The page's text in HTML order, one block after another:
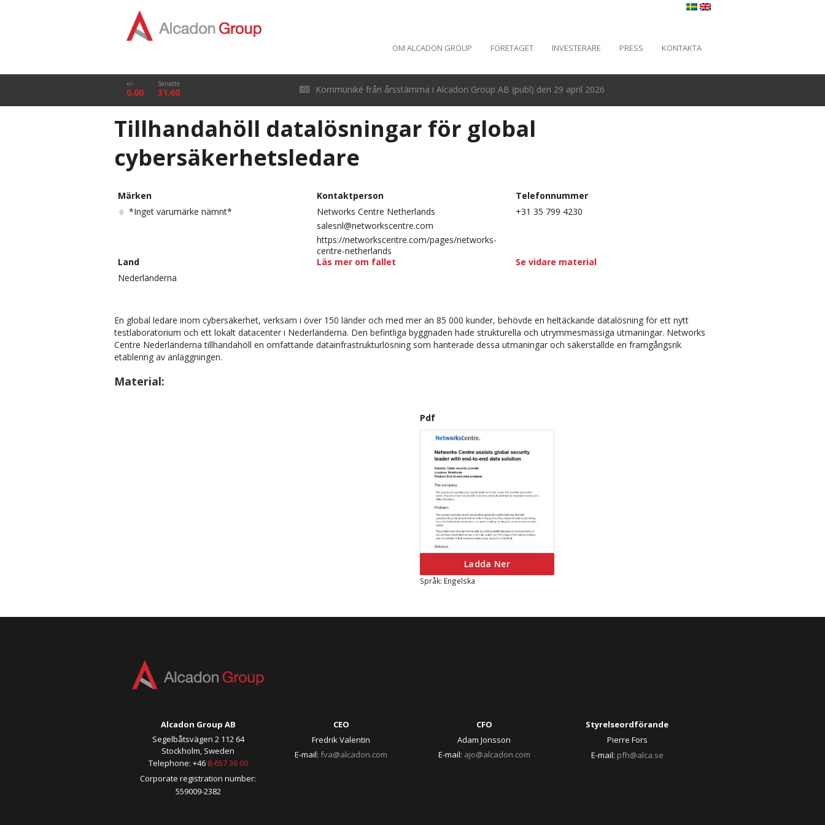
OM ALCADON GROUP FÖRETAGET INVESTERARE PRESS KONTAKTA
+/-
0.00
Senaste
31.60 Kommuniké från årsstämma i Alcadon Group AB (publ) den 29 april 2026
Tillhandahöll datalösningar för global
cybersäkerhetsledare
Märken
*Inget varumärke nämnt*
Kontaktperson
Networks Centre Netherlands
salesnl@networkscentre.com
https://networkscentre.com/pages/networks-
centre-netherlands
Telefonnummer
+31 35 799 4230
Land
Nederländerna
Läs mer om fallet Se vidare material
En global ledare inom cybersäkerhet, verksam i över 150 länder och med mer än 85 000 kunder, behövde en heltäckande datalösning för ett nytt
testlaboratorium och ett lokalt datacenter i Nederländerna. Den befintliga byggnaden hade strukturella och utrymmesmässiga utmaningar. Networks
Centre Nederländerna tillhandahöll en omfattande datainfrastrukturlösning som hanterade dessa utmaningar och säkerställde en framgångsrik
etablering av anläggningen.
Material:
Pdf
Ladda Ner
Språk: Engelska
Alcadon Group AB
Segelbåtsvägen 2 112 64
Stockholm, Sweden
Telephone: +46 8-657 36 00
Corporate registration number:
559009-2382
CEO
Fredrik Valentin
E-mail: fva@alcadon.com
CFO
Adam Jonsson
E-mail: ajo@alcadon.com
Styrelseordförande
Pierre Fors
E-mail: pfh@alca.se